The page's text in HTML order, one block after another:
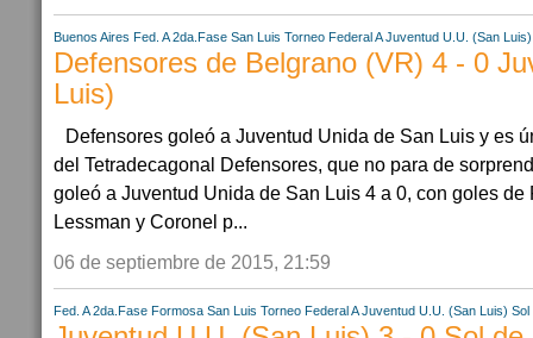
Buenos Aires Fed. A 2da.Fase San Luis Torneo Federal A Juventud U.U. (San Luis)
Defensores de Belgrano (VR) 4 - 0
Luis)
Defensores goleó a Juventud Unida de San Luis y es
del Tetradecagonal Defensores, que no para de
goleó a Juventud Unida de San Luis 4 a 0, con goles de
Lessman y Coronel p...
06 de septiembre de 2015, 21:59
Fed. A 2da.Fase Formosa San Luis Torneo Federal A Juventud U.U. (San Luis) Sol